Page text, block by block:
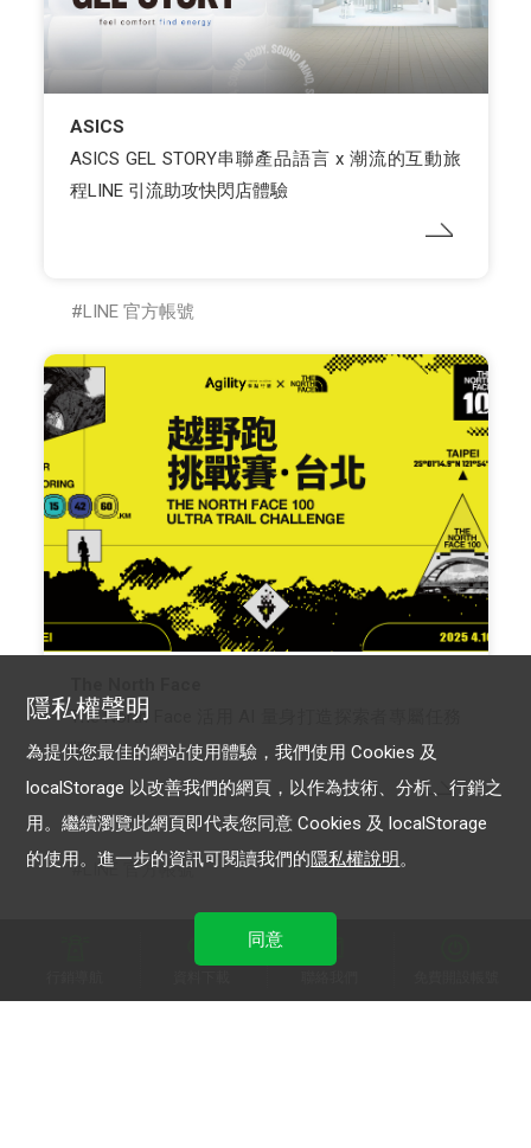
ASICS
ASICS GEL STORY串聯產品語言 x 潮流的互動旅
程LINE 引流助攻快閃店體驗
LINE 官方帳號
The North Face 活用 AI 量身打造探索者專屬任務
牆
LINE 官方帳號
隱私權聲明
為提供您最佳的網站使用體驗，我們使用 Cookies 及
localStorage 以改善我們的網頁，以作為技術、分析、行銷之
用。繼續瀏覽此網頁即代表您同意 Cookies 及 localStorage
的使用。進一步的資訊可閱讀我們的隱私權說明。
同意